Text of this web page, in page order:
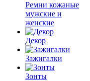
Ремни кожаные
мужские и
женские
Декор
Зажигалки
Зонты